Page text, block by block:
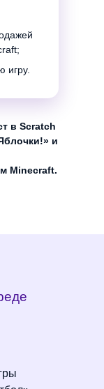
в Scratch
и
Minecraft.
игру.
3D-
ферму,